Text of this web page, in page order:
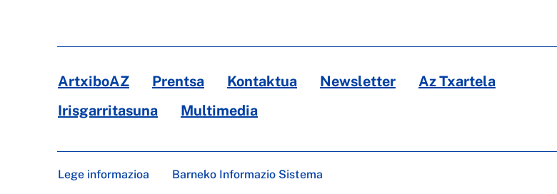
ArtxiboAZ Prentsa Kontaktua Newsletter
Az Txartela
Irisgarritasuna
Multimedia
Lege informazioa Barneko Informazio Sistema